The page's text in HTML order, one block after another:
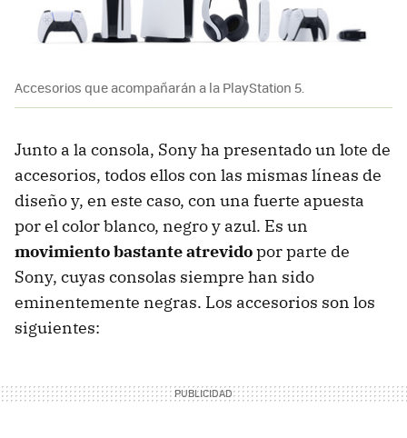
Accesorios que acompañarán a la PlayStation 5.
Junto a la consola, Sony ha presentado un lote de
accesorios, todos ellos con las mismas líneas de
diseño y, en este caso, con una fuerte apuesta
por el color blanco, negro y azul. Es un
movimiento bastante atrevidopor parte de
Sony, cuyas consolas siempre han sido
eminentemente negras. Los accesorios son los
siguientes: